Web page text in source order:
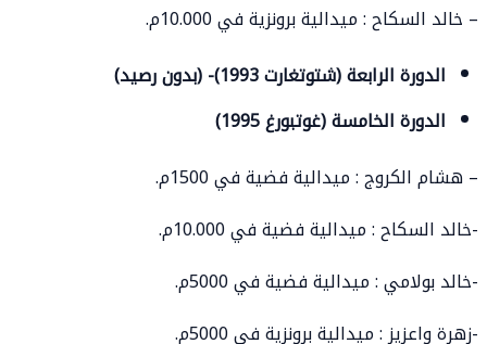
– خالد السكاح : ميدالية برونزية في 10.000م.
الدورة الرابعة (شتوتغارت 1993)- (بدون رصيد)
الدورة الخامسة (غوتبورغ 1995)
– هشام الكروج : ميدالية فضية في 1500م.
-خالد السكاح : ميدالية فضية في 10.000م.
-خالد بولامي : ميدالية فضية في 5000م.
-زهرة واعزيز : ميدالية برونزية في 5000م.